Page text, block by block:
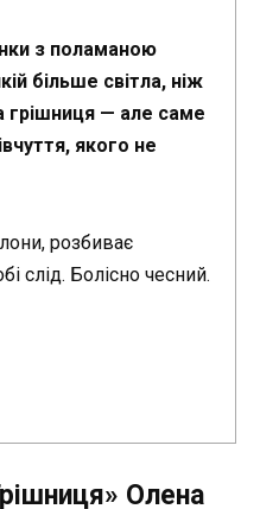
з поламаною
більше світла, ніж
грішниця — але саме
якого не
розбиває
слід. Болісно чесний.
Олена